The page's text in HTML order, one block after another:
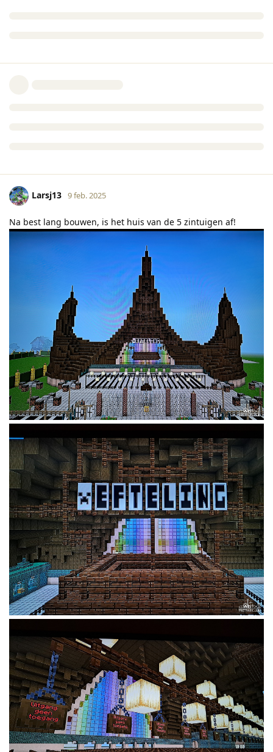
Larsj13 9 feb. 2025
Na best lang bouwen, is het huis van de 5 zintuigen af!